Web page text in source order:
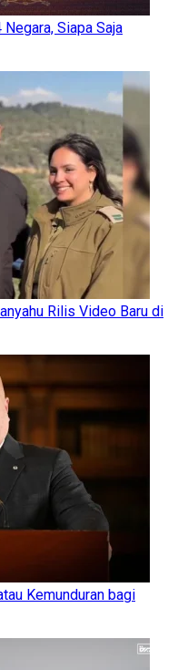
Siapa Saja
Rilis Video Baru di
Kemunduran bagi